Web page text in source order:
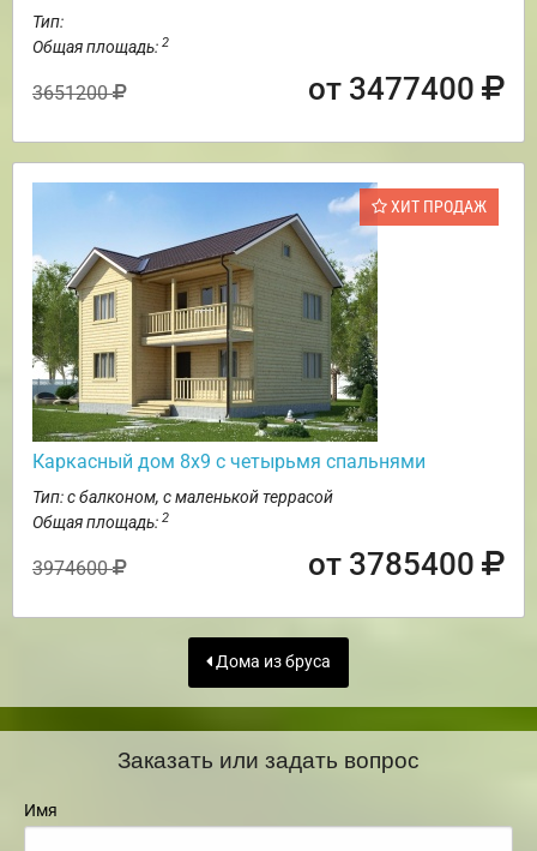
Тип:
Общая площадь: 2
3651200 от 3477400
ХИТ ПРОДАЖ
Каркасный дом 8х9 с четырьмя спальнями
Тип: с балконом, с маленькой террасой
Общая площадь: 2
3974600 от 3785400
Дома из бруса
Заказать или задать вопрос
Имя